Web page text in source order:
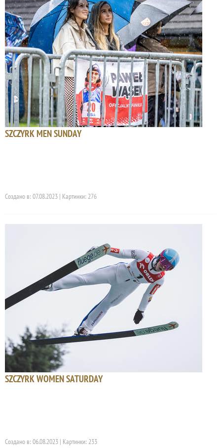
SZCZYRK MEN SUNDAY
Создано в: 07.08.2023 | Картинки: 276
SZCZYRK WOMEN SATURDAY
Создано в: 06.08.2023 | Картинки: 233